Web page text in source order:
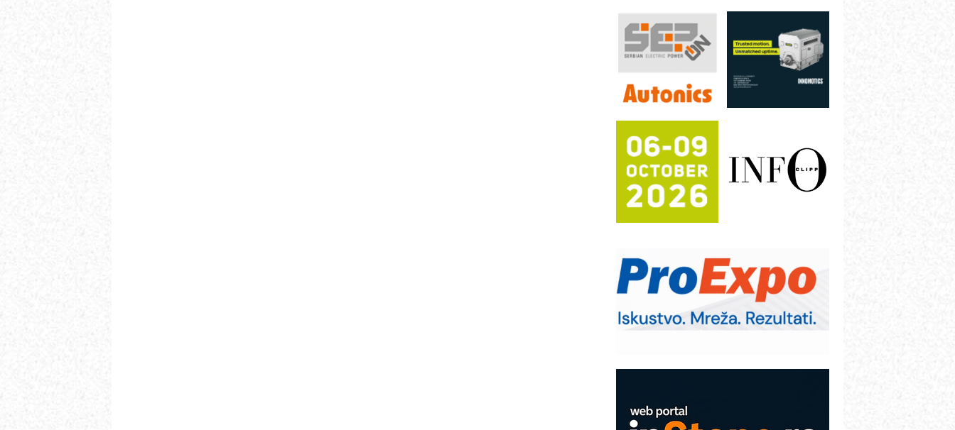
automatizaciju
Efikasno upravljanje energijom
Automatizacija pakovanja · Display
Potpuna efikasnost bez složenih
sistema
Trajna oznaka kao dugoročna korist
Bezbednost na prvom mestu!
IB BLUMENAUER - više od 40 godina
poverenja u industriji
RMQ-TITAN ADVANCED INDICATOR
upravljanje mašinama
solarnim elektranama i vetroparkovima
Pranje točkova na gradilištu- standard
modernog i odgovornog građenja
Proizvodnja iC7 Hybrid 1500 VDC
mrežnog pretvarača sa tečnim
ROSA i SCHUNK podižu proizvodnju
na viši nivo